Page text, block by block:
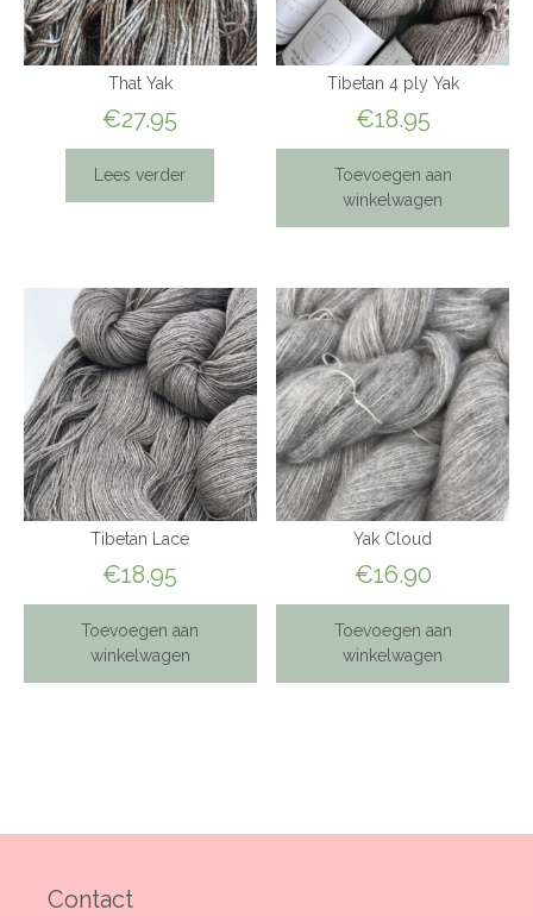
That Yak
€27.95
Lees verder
Tibetan 4 ply Yak
€18.95
Toevoegen aan
winkelwagen
Tibetan Lace
€18.95
Toevoegen aan
winkelwagen
Yak Cloud
€16.90
Toevoegen aan
winkelwagen
Contact